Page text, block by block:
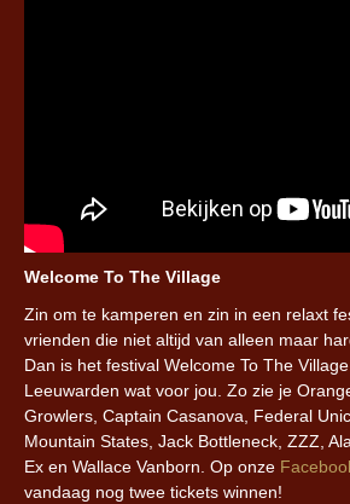
Welcome To The Village
Zin om te kamperen en zin in een relaxt
vrienden die niet altijd van alleen maar
Dan is het festival Welcome To The
Leeuwarden wat voor jou. Zo zie je
Growlers, Captain Casanova, Federal
Mountain States, Jack Bottleneck, ZZZ,
Ex en Wallace Vanborn. Op onze
vandaag nog twee tickets winnen!